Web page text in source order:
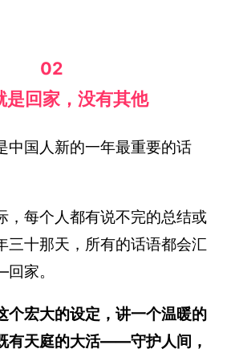
02
是回家，没有其他
中国人新的一年最重要的话
，每个人都有说不完的总结或
三十那天，所有的话语都会汇
家。
个宏大的设定，讲一个温暖的
有天庭的大活——守护人间，